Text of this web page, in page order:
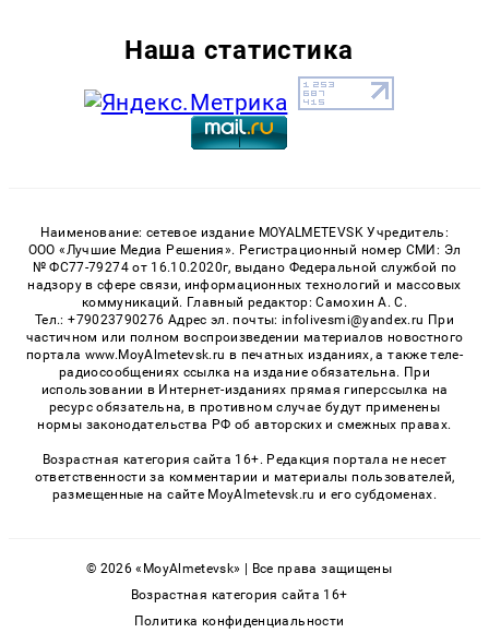
Наша статистика
Наименование: сетевое издание MOYALMETEVSK Учредитель:
ООО «Лучшие Медиа Решения». Регистрационный номер СМИ: Эл
№ ФС77-79274 от 16.10.2020г, выдано Федеральной службой по
надзору в сфере связи, информационных технологий и массовых
коммуникаций. Главный редактор: Самохин А. С.
Тел.: +79023790276 Адрес эл. почты: infolivesmi@yandex.ru При
частичном или полном воспроизведении материалов новостного
портала www.MoyAlmetevsk.ru в печатных изданиях, а также теле-
радиосообщениях ссылка на издание обязательна. При
использовании в Интернет-изданиях прямая гиперссылка на
ресурс обязательна, в противном случае будут применены
нормы законодательства РФ об авторских и смежных правах.
Возрастная категория сайта 16+. Редакция портала не несет
ответственности за комментарии и материалы пользователей,
размещенные на сайте MoyAlmetevsk.ru и его субдоменах.
© 2026 «MoyAlmetevsk» | Все права защищены
Возрастная категория сайта 16+
Политика конфиденциальности